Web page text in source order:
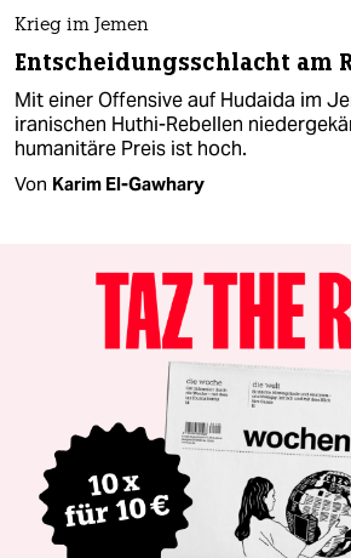
Krieg im Jemen
Entscheidungsschlacht am
Mit einer Offensive auf Hudaida im
iranischen Huthi-Rebellen
humanitäre Preis ist hoch.
Von Karim El-Gawhary